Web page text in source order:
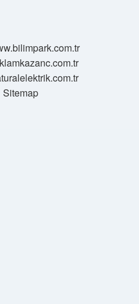
Sitemap